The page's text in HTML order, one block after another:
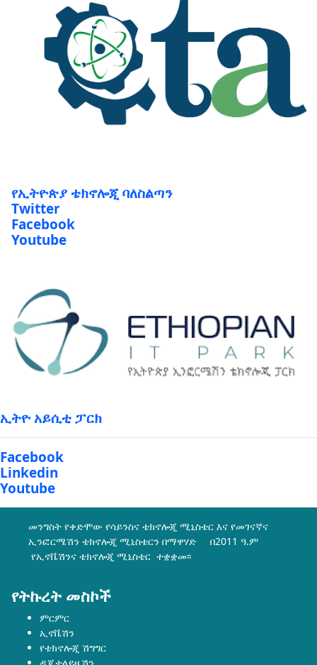
የኢትዮጵያ ቴክኖሎጂ ባለስልጣን
Twitter
Facebook
Youtube
ኢትዮ አይሲቲ ፓርክ
Facebook
Linkedin
Youtube
መንግስት የቀድሞው የሳይንስና ቴክኖሎጂ ሚኒስቴር እና የመገናኛና
ኢንፎርሜሽን ቴክኖሎጂ ሚኒስቴርን በማዋሃድ በ2011 ዓ.ም
የኢኖቬሽንና ቴክኖሎጂ ሚኒስቴር ተቋቋመ፡፡
የትኩረት መስኮች
ምርምር
ኢኖቬሽን
የቴክኖሎጂ ሽግግር